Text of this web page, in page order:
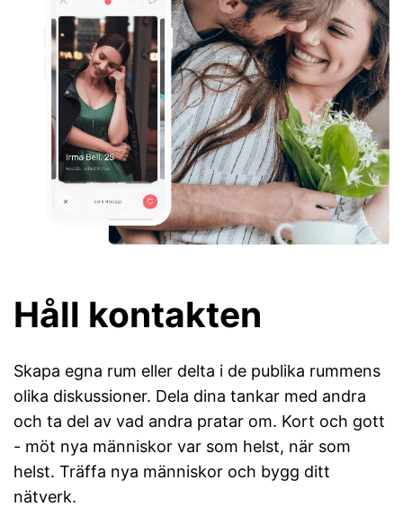
Håll kontakten
Skapa egna rum eller delta i de publika rummens
olika diskussioner. Dela dina tankar med andra
och ta del av vad andra pratar om. Kort och gott
- möt nya människor var som helst, när som
helst. Träffa nya människor och bygg ditt
nätverk.